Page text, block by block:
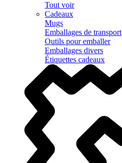
Tout voir
Cadeaux
Mugs
Emballages de transport
Outils pour emballer
Emballages divers
Étiquettes cadeaux